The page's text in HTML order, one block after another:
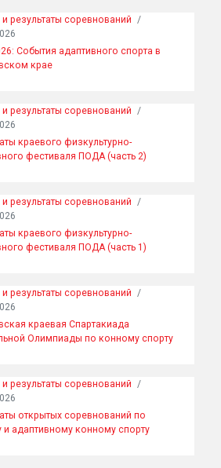
результаты соревнований
/
События адаптивного спорта в
крае
результаты соревнований
/
краевого физкультурно-
фестиваля ПОДА (часть 2)
результаты соревнований
/
краевого физкультурно-
фестиваля ПОДА (часть 1)
результаты соревнований
/
краевая Спартакиада
Олимпиады по конному спорту
результаты соревнований
/
открытых соревнований по
и адаптивному конному спорту